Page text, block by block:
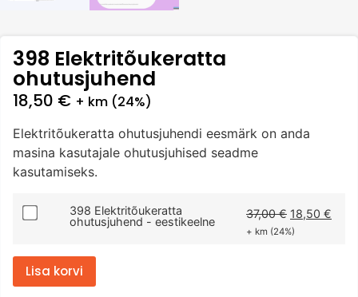
398 Elektritõukeratta
ohutusjuhend
18,50 € + km (24%)
Elektritõukeratta ohutusjuhendi eesmärk on anda
masina kasutajale ohutusjuhised seadme
kasutamiseks.
398 Elektritõukeratta
ohutusjuhend - eestikeelne
37,00€ 18,50 €
+ km (24%)
Lisa korvi